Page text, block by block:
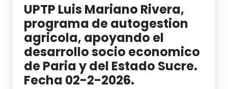
UPTP Luis Mariano Rivera,
programa de autogestion
agricola, apoyando el
desarrollo socio economico
de Paria y del Estado Sucre.
Fecha 02-2-2026.